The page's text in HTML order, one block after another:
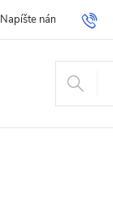
Napíšte nám Blog